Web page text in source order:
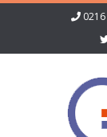
0216